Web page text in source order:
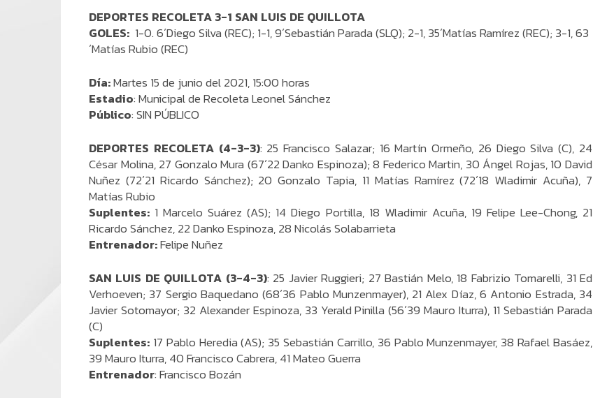
DEPORTES RECOLETA 3-1 SAN LUIS DE QUILLOTA
GOLES: 1-0. 6´Diego Silva (REC); 1-1, 9´Sebastián Parada (SLQ); 2-1, 35´Matías Ramírez (REC); 3-1, 63
´Matías Rubio (REC)
Día:Martes 15 de junio del 2021, 15:00 horas
Estadio: Municipal de Recoleta Leonel Sánchez
Público: SIN PÚBLICO
DEPORTES RECOLETA (4-3-3): 25 Francisco Salazar; 16 Martín Ormeño, 26 Diego Silva (C), 24
César Molina, 27 Gonzalo Mura (67´22 Danko Espinoza); 8 Federico Martin, 30 Ángel Rojas, 10 David
Nuñez (72´21 Ricardo Sánchez); 20 Gonzalo Tapia, 11 Matías Ramírez (72´18 Wladimir Acuña), 7
Matías Rubio
Suplentes: 1 Marcelo Suárez (AS); 14 Diego Portilla, 18 Wladimir Acuña, 19 Felipe Lee-Chong, 21
Ricardo Sánchez, 22 Danko Espinoza, 28 Nicolás Solabarrieta
Entrenador:Felipe Nuñez
SAN LUIS DE QUILLOTA (3-4-3): 25 Javier Ruggieri; 27 Bastián Melo, 18 Fabrizio Tomarelli, 31 Ed
Verhoeven; 37 Sergio Baquedano (68´36 Pablo Munzenmayer), 21 Alex Díaz, 6 Antonio Estrada, 34
Javier Sotomayor; 32 Alexander Espinoza, 33 Yerald Pinilla (56´39 Mauro Iturra), 11 Sebastián Parada
(C)
Suplentes: 17 Pablo Heredia (AS); 35 Sebastián Carrillo, 36 Pablo Munzenmayer, 38 Rafael Basáez,
39 Mauro Iturra, 40 Francisco Cabrera, 41 Mateo Guerra
Entrenador: Francisco Bozán